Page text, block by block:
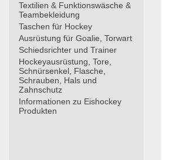
Textilien & Funktionswäsche &
Teambekleidung
Taschen für Hockey
Ausrüstung für Goalie, Torwart
Schiedsrichter und Trainer
Hockeyausrüstung, Tore,
Schnürsenkel, Flasche,
Schrauben, Hals und
Zahnschutz
Informationen zu Eishockey
Produkten